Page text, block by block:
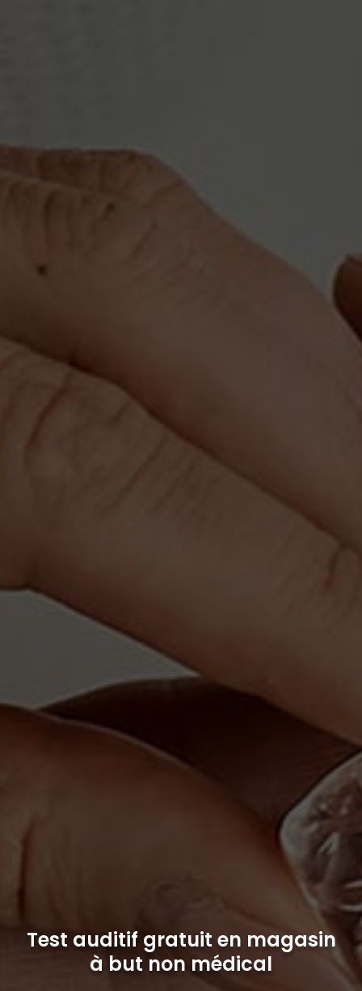
Test auditif gratuit en magasin
à but non médical